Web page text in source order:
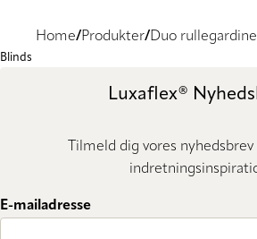
Home Produkter Duo
Blinds
Luxaflex®
Tilmeld dig vores
E-mailadresse